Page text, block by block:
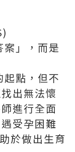
案」，而是
點，但不
出無法懷
進行全面
受孕困難
於做出生育